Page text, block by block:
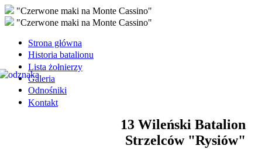
"Czerwone maki na Monte Cassino"
"Czerwone maki na Monte Cassino"
Strona główna
Historia batalionu
Lista żołnierzy
Galeria
Odnośniki
Kontakt
13 Wileński Batalion
Strzelców "Rysiów"